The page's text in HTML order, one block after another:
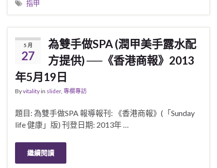
指甲
5 月
27
為雙手做SPA (潤甲美手露水配
方提供) ──《香港商報》2013
年5月19日
Byvitalityin slider, 專欄專訪
題目: 為雙手做SPA 報導報刊: 《香港商報》(「Sunday
life 健康」版) 刊登日期: 2013年 …
繼續閱讀